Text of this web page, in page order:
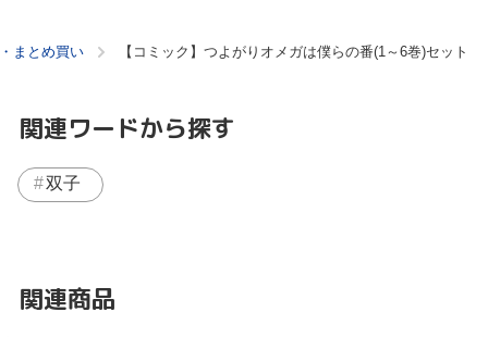
まとめ買い 【コミック】つよがりオメガは僕らの番(1～6巻)セット
関連ワードから探す
双子
関連商品